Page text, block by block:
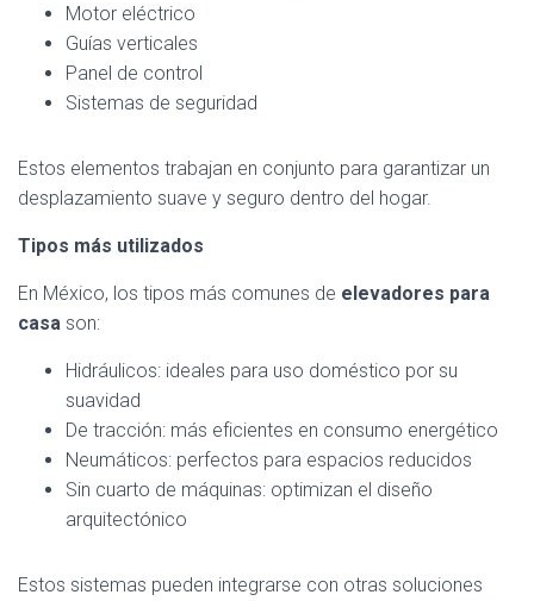
Motor eléctrico
Guías verticales
Panel de control
Sistemas de seguridad
Estos elementos trabajan en conjunto para garantizar un
desplazamiento suave y seguro dentro del hogar.
Tipos más utilizados
En México, los tipos más comunes de elevadores para
casa son:
Hidráulicos: ideales para uso doméstico por su
suavidad
De tracción: más eficientes en consumo energético
Neumáticos: perfectos para espacios reducidos
Sin cuarto de máquinas: optimizan el diseño
arquitectónico
Estos sistemas pueden integrarse con otras soluciones